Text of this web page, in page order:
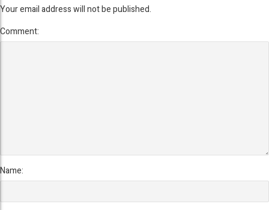
Your email address will not be published.
Comment:
Name: